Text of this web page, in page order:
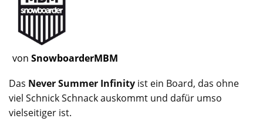
von SnowboarderMBM
Das Never Summer Infinity ist ein Board, das ohne
viel Schnick Schnack auskommt und dafür umso
vielseitiger ist.